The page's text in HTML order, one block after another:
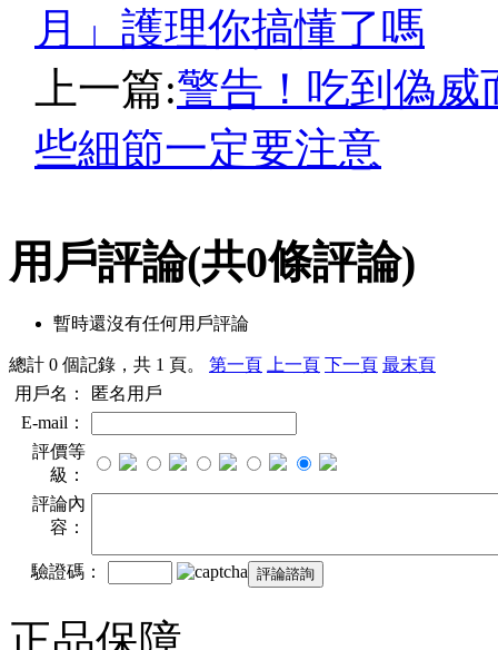
月」護理你搞懂了嗎
上一篇:警告！吃到偽威
些細節一定要注意
用戶評論(共0條評論)
暫時還沒有任何用戶評論
總計 0 個記錄，共 1 頁。 第一頁 上一頁 下一頁 最末頁
用戶名：
匿名用戶
E-mail：
評價等
級：
評論內
容：
驗證碼：